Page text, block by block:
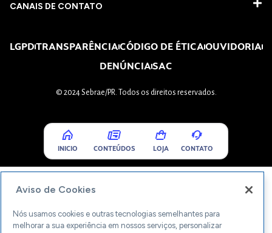
CANAIS DE CONTATO
LGPDTRANSPARÊNCIACÓDIGO DE ÉTICAOUVIDORIA
DENÚNCIASAC
© 2024 Sebrae/PR. Todos os direitos reservados.
INICIO CONTEÚDOS LOJA CONTATO
Aviso de Cookies
Nós usamos cookies e outras tecnologias semelhantes para
melhorar a sua experiência em nossos serviços, personalizar